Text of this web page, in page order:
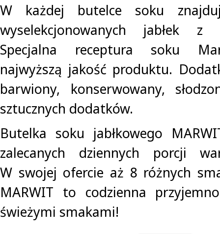
W każdej butelce soku
wyselekcjonowanych jabłek z
Specjalna receptura soku
najwyższą jakość produktu.
barwiony, konserwowany,
sztucznych dodatków.
Butelka soku jabłkowego
zalecanych dziennych porcji
W swojej ofercie aż 8 różnych
MARWIT to codzienna
świeżymi smakami!